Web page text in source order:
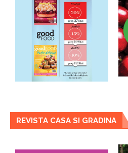
REVISTA CASA SI GRADINA